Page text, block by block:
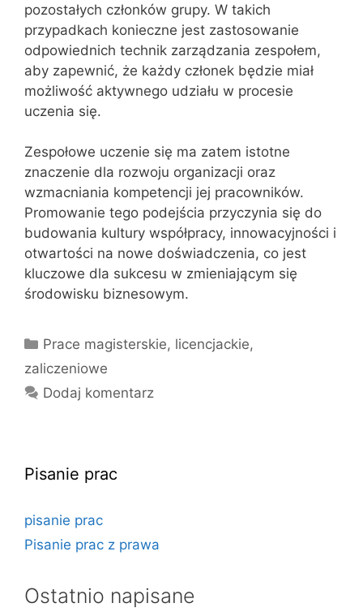
pozostałych członków grupy. W takich
przypadkach konieczne jest zastosowanie
odpowiednich technik zarządzania zespołem,
aby zapewnić, że każdy członek będzie miał
możliwość aktywnego udziału w procesie
uczenia się.
Zespołowe uczenie się ma zatem istotne
znaczenie dla rozwoju organizacji oraz
wzmacniania kompetencji jej pracowników.
Promowanie tego podejścia przyczynia się do
budowania kultury współpracy, innowacyjności i
otwartości na nowe doświadczenia, co jest
kluczowe dla sukcesu w zmieniającym się
środowisku biznesowym.
Kategorie
Prace magisterskie, licencjackie,
zaliczeniowe
Dodaj komentarz
Pisanie prac
pisanie prac
Pisanie prac z prawa
Ostatnio napisane